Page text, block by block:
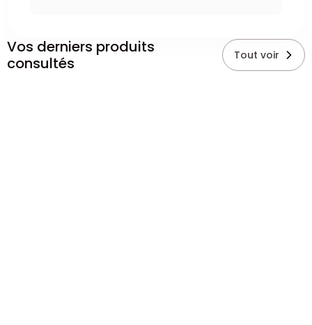
Vos derniers produits
consultés
Tout voir